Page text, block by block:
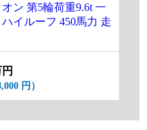
ン 第5輪荷重9.6t 一
イルーフ 450馬力 走
円）